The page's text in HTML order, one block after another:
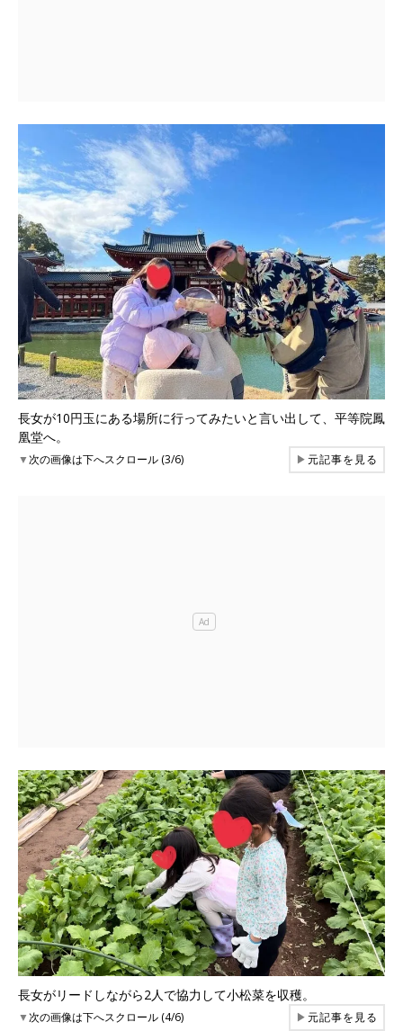
長女が10円玉にある場所に行ってみたいと言い出して、平等院鳳
凰堂へ。
▼次の画像は下へスクロール (3/6) ▶元記事を見る
長女がリードしながら2人で協力して小松菜を収穫。
▼次の画像は下へスクロール (4/6) ▶元記事を見る